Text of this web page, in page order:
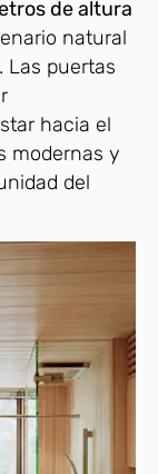
de altura
natural
Las puertas
hacia el
modernas y
del